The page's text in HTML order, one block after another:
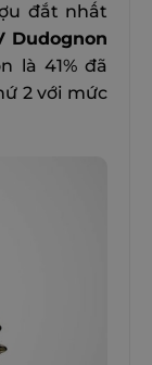
đắt nhất
Dudognon
là 41% đã
2 với mức